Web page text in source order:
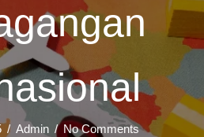
/ Admin / No Comments